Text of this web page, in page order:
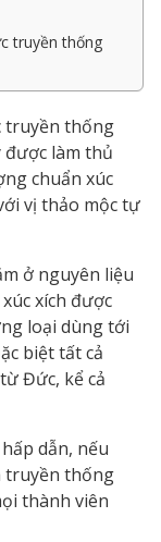
truyền thống
truyền thống
được làm thủ
chuẩn xúc
vị thảo mộc tự
ở nguyên liệu
xích được
loại dùng tới
biệt tất cả
Đức, kể cả
dẫn, nếu
truyền thống
thành viên